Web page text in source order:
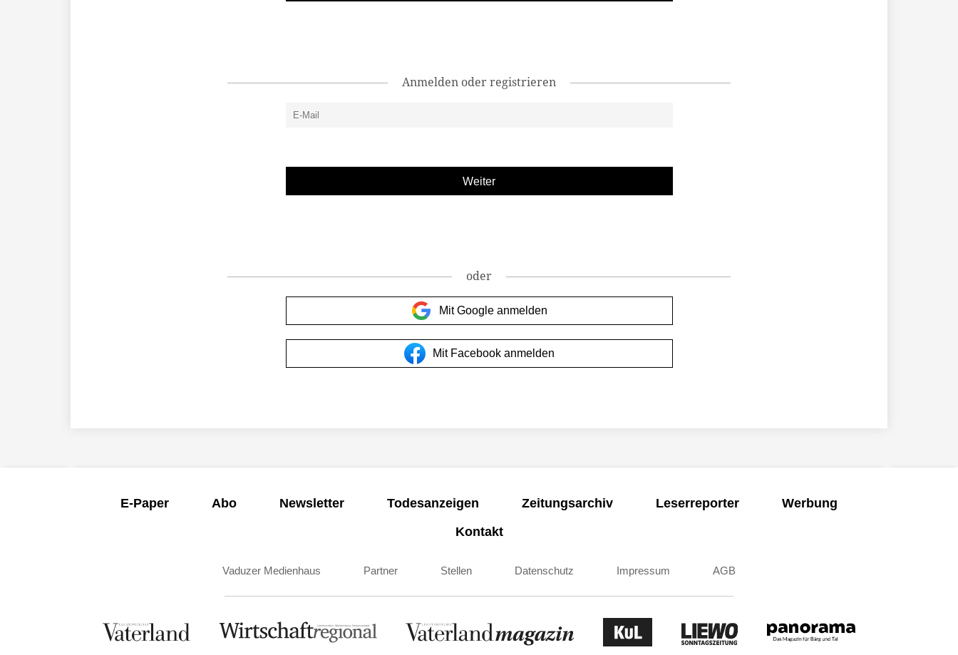
Anmelden oder registrieren
oder
Mit Google anmelden
Mit Facebook anmelden
E-Paper Abo Newsletter Todesanzeigen Zeitungsarchiv Leserreporter
Werbung
Kontakt
Vaduzer Medienhaus Partner Stellen Datenschutz Impressum AGB